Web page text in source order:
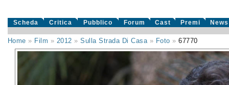
Scheda Critica Pubblico Forum Cast Premi News
Home » Film » 2012 »Sulla Strada Di Casa» Foto »67770